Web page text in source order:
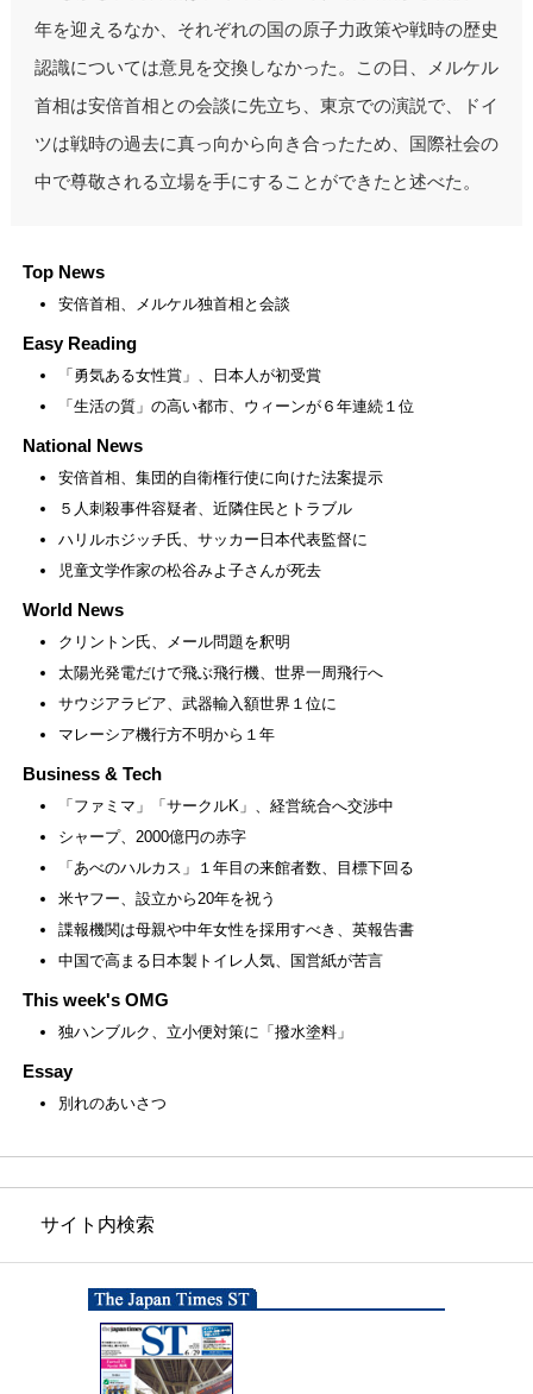
年を迎えるなか、それぞれの国の原子力政策や戦時の歴史
認識については意見を交換しなかった。この日、メルケル
首相は安倍首相との会談に先立ち、東京での演説で、ドイ
ツは戦時の過去に真っ向から向き合ったため、国際社会の
中で尊敬される立場を手にすることができたと述べた。
Top News
安倍首相、メルケル独首相と会談
Easy Reading
「勇気ある女性賞」、日本人が初受賞
「生活の質」の高い都市、ウィーンが６年連続１位
National News
安倍首相、集団的自衛権行使に向けた法案提示
５人刺殺事件容疑者、近隣住民とトラブル
ハリルホジッチ氏、サッカー日本代表監督に
児童文学作家の松谷みよ子さんが死去
World News
クリントン氏、メール問題を釈明
太陽光発電だけで飛ぶ飛行機、世界一周飛行へ
サウジアラビア、武器輸入額世界１位に
マレーシア機行方不明から１年
Business & Tech
「ファミマ」「サークルK」、経営統合へ交渉中
シャープ、2000億円の赤字
「あべのハルカス」１年目の来館者数、目標下回る
米ヤフー、設立から20年を祝う
諜報機関は母親や中年女性を採用すべき、英報告書
中国で高まる日本製トイレ人気、国営紙が苦言
This week's OMG
独ハンブルク、立小便対策に「撥水塗料」
Essay
別れのあいさつ
サイト内検索